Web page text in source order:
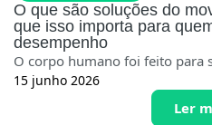
O que são soluções do
que isso importa para
desempenho
O corpo humano foi feito para
15 junho 2026
Ler